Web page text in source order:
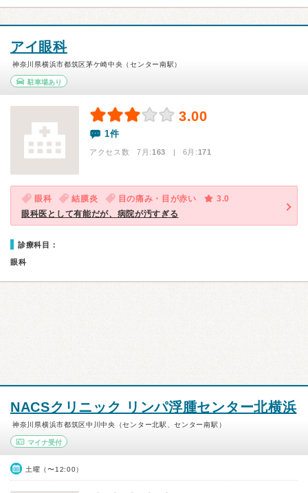
アイ眼科
神奈川県横浜市都筑区茅ケ崎中央（センター南駅）
駐車場あり
3.00
1件
アクセス数 7月:163 | 6月:171
眼科 結膜炎 目の痛み・目が赤い
3.0
眼科医として有能だが、病院が汚すぎる
診療科目：
眼科
NACSクリニック リンパ浮腫センター北横浜
神奈川県横浜市都筑区中川中央（センター北駅、センター南駅）
マイナ受付
土曜（〜12:00）